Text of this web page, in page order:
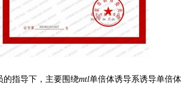
的指导下，主要围绕mtl单倍体诱导系诱导单倍体